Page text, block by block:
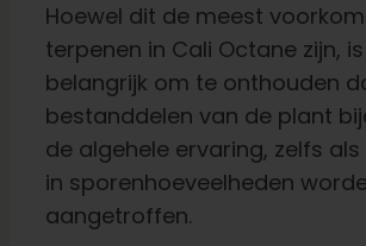
Hoewel dit de meest
terpenen in Cali Octane zijn,
belangrijk om te onthouden
bestanddelen van de plant
de algehele ervaring, zelfs
in sporenhoeveelheden
aangetroffen.